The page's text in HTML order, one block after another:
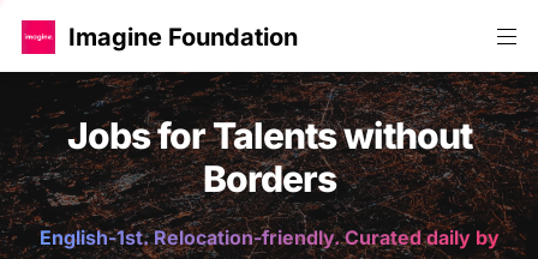
Imagine Foundation
Jobs for Talents without
Borders
English-1st. Relocation-friendly. Curated daily by